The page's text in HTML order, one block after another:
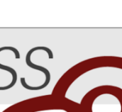
daños de Pemex
intelectuales de su